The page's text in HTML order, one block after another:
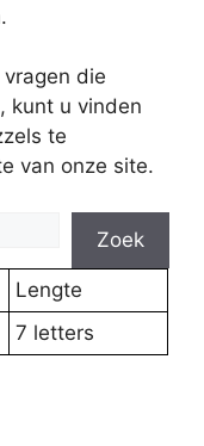
die
kunt u vinden
te
van onze site.
Zoek
Lengte
7 letters